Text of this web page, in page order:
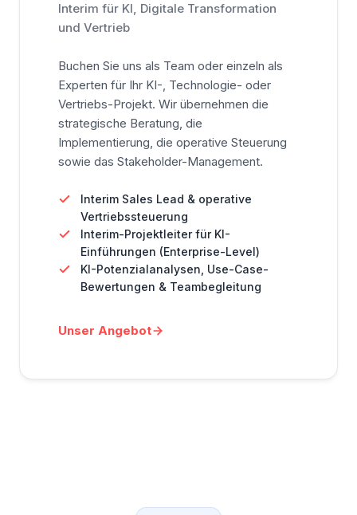
Interim für KI, Digitale Transformation
und Vertrieb
Buchen Sie uns als Team oder einzeln als
Experten für Ihr KI-, Technologie- oder
Vertriebs-Projekt. Wir übernehmen die
strategische Beratung, die
Implementierung, die operative Steuerung
sowie das Stakeholder-Management.
Interim Sales Lead & operative
Vertriebssteuerung
Interim-Projektleiter für KI-
Einführungen (Enterprise-Level)
KI-Potenzialanalysen, Use-Case-
Bewertungen & Teambegleitung
Unser Angebot